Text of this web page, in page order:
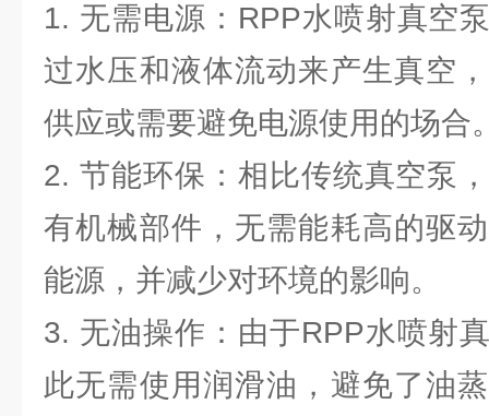
1. 无需电源：RPP水喷射真空
过水压和液体流动来产生真空
供应或需要避免电源使用的场合
2. 节能环保：相比传统真空泵
有机械部件，无需能耗高的驱
能源，并减少对环境的影响。
3. 无油操作：由于RPP水喷射
此无需使用润滑油，避免了油